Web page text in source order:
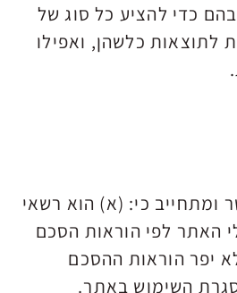
כדי להציע כל סוג של
לתוצאות כלשהן, ואפילו
ומתחייב כי: (א) הוא רשאי
האתר לפי הוראות הסכם
יפר הוראות ההסכם
השימוש באתר.